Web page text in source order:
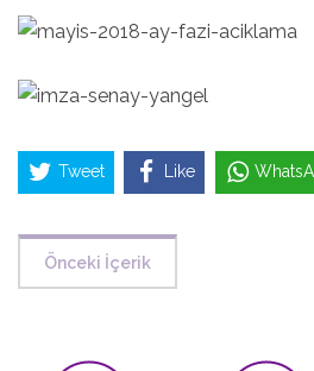
Tweet Like
Önceki İçerik